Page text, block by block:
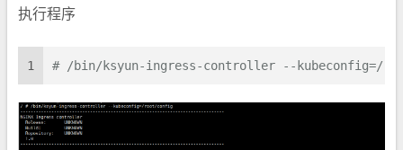
执行程序
1 # /bin/ksyun-ingress-controller --kubeconfig=/